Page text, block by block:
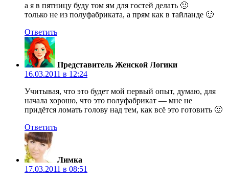
а я в пятницу буду том ям для гостей делать 🙂
только не из полуфабриката, а прям как в тайланде 🙂
Ответить
Представитель Женской Логики
16.03.2011 в 12:24
Учитывая, что это будет мой первый опыт, думаю, для
начала хорошо, что это полуфабрикат — мне не
придётся ломать голову над тем, как всё это готовить 🙂
Ответить
Лимка
17.03.2011 в 08:51